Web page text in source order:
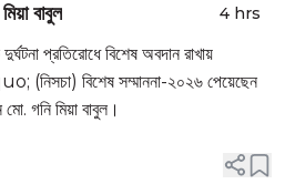
বাবুল 4 hrs
প্রতিরোধে বিশেষ অবদান রাখায়
বিশেষ সম্মাননা-২০২৬ পেয়েছেন
মো. গনি মিয়া বাবুল।